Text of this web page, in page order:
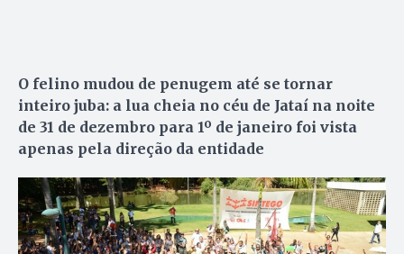
O felino mudou de penugem até se tornar
inteiro juba: a lua cheia no céu de Jataí na noite
de 31 de dezembro para 1º de janeiro foi vista
apenas pela direção da entidade